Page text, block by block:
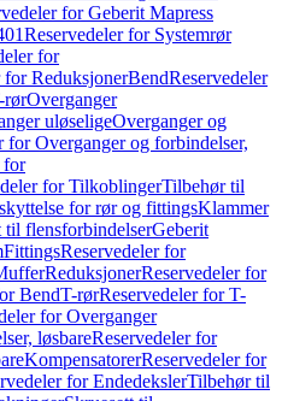
for Geberit Mapress
Reservedeler for Systemrør
for
for ReduksjonerBendReservedeler
rørOverganger
uløseligeOverganger og
for Overganger og forbindelser,
for
for TilkoblingerTilbehør til
for rør og fittingsKlammer
til flensforbindelserGeberit
FittingsReservedeler for
ReduksjonerReservedeler for
BendT-rørReservedeler for T-
for Overganger
løsbareReservedeler for
KompensatorerReservedeler for
for EndedekslerTilbehør til